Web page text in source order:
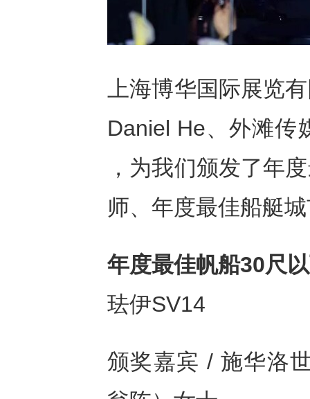
上海博华国际展览
Daniel He、外滩传
，为我们颁发了年
师、年度最佳船艇
年度最佳帆船30尺
珐伊SV14
颁奖嘉宾 / 施华洛